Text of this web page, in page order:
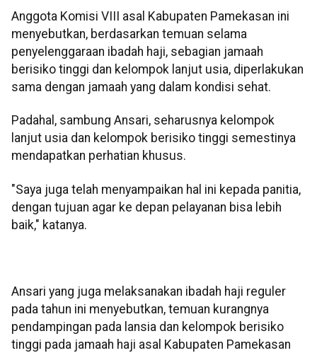
Anggota Komisi VIII asal Kabupaten Pamekasan ini
menyebutkan, berdasarkan temuan selama
penyelenggaraan ibadah haji, sebagian jamaah
berisiko tinggi dan kelompok lanjut usia, diperlakukan
sama dengan jamaah yang dalam kondisi sehat.
Padahal, sambung Ansari, seharusnya kelompok
lanjut usia dan kelompok berisiko tinggi semestinya
mendapatkan perhatian khusus.
"Saya juga telah menyampaikan hal ini kepada panitia,
dengan tujuan agar ke depan pelayanan bisa lebih
baik," katanya.
Ansari yang juga melaksanakan ibadah haji reguler
pada tahun ini menyebutkan, temuan kurangnya
pendampingan pada lansia dan kelompok berisiko
tinggi pada jamaah haji asal Kabupaten Pamekasan